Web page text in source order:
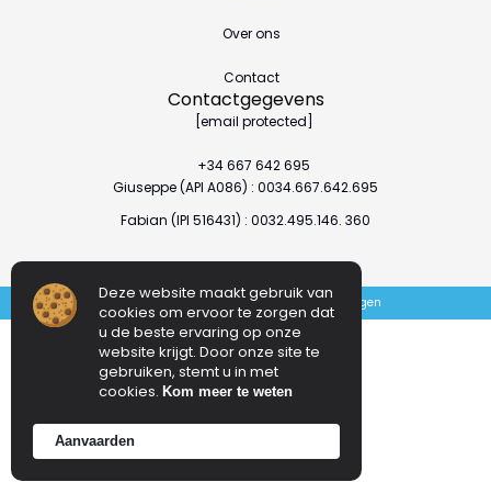
Contactgegevens
[email protected]
+34 667 642 695
Giuseppe (API A086) : 0034.667.642.695
Fabian (IPI 516431) : 0032.495.146. 360
Over ons
Contact
SitemapPrivacybeleidJuridische mededelingen
Deze website maakt gebruik van
cookies om ervoor te zorgen dat
u de beste ervaring op onze
website krijgt. Door onze site te
gebruiken, stemt u in met
cookies. Kom meer te weten
Aanvaarden